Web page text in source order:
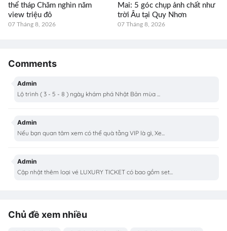
thể tháp Chăm nghìn năm
view triệu đô
07 Tháng 8, 2026
Mai: 5 góc chụp ảnh chất như
trời Âu tại Quy Nhơn
07 Tháng 8, 2026
Comments
Admin
Lộ trình ( 3 - 5 - 8 ) ngày khám phá Nhật Bản mùa ...
Admin
Nếu bạn quan tâm xem có thể quà tằng VIP là gì, Xe...
Admin
Cập nhật thêm loại vé LUXURY TICKET có bao gồm set...
Chủ đề xem nhiều